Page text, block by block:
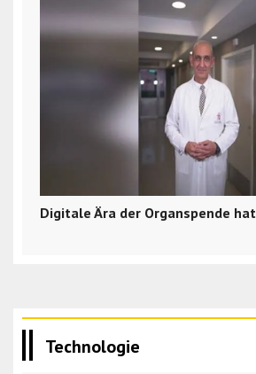
Digitale Ära der Organspende
Technologie